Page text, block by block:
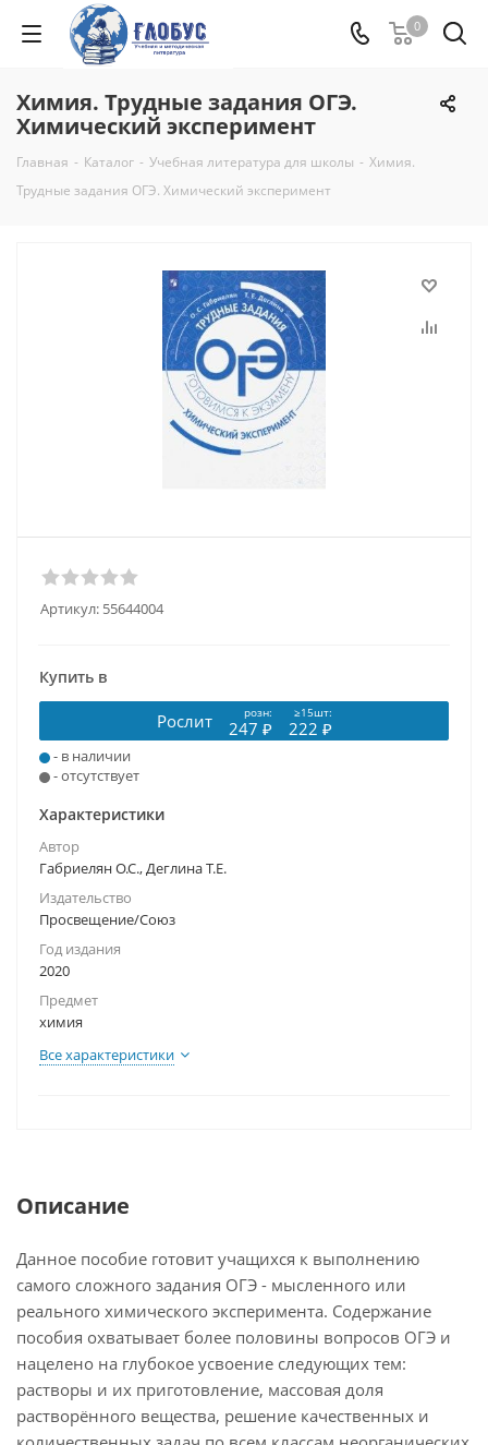
0
Химия. Трудные задания ОГЭ.
Химический эксперимент
Главная - Каталог - Учебная литература для школы - Химия.
Трудные задания ОГЭ. Химический эксперимент
Артикул: 55644004
Купить в
Рослит розн: ≥15шт:
247 ₽ 222 ₽
- в наличии
- отсутствует
Характеристики
Автор
Габриелян О.С., Деглина Т.Е.
Издательство
Просвещение/Союз
Год издания
2020
Предмет
химия
Все характеристики
Описание
Данное пособие готовит учащихся к выполнению
самого сложного задания ОГЭ - мысленного или
реального химического эксперимента. Содержание
пособия охватывает более половины вопросов ОГЭ и
нацелено на глубокое усвоение следующих тем:
растворы и их приготовление, массовая доля
растворённого вещества, решение качественных и